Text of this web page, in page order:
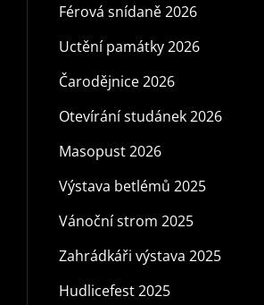
Férová snídaně 2026
Uctění památky 2026
Čarodějnice 2026
Otevírání studánek 2026
Masopust 2026
Výstava betlémů 2025
Vánoční strom 2025
Zahrádkáři výstava 2025
Hudlicefest 2025